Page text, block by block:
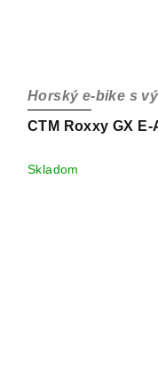
CTM Roxxy GX
Horský e-bike s
Skladom